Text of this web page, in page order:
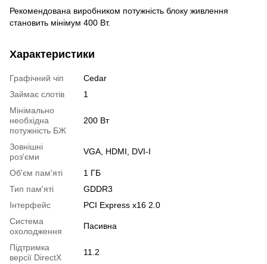
Рекомендована виробником потужність блоку живлення
становить мінімум 400 Вт.
Характеристики
Графічний чіп
Cedar
Займає слотів
1
Мінімально
необхідна
потужність БЖ
200 Вт
Зовнішні
роз'єми
VGA, HDMI, DVI-I
Об'єм пам'яті
1 ГБ
Тип пам'яті
GDDR3
Інтерфейс
PCI Express x16 2.0
Система
охолодження
Пасивна
Підтримка
версії DirectX
11.2